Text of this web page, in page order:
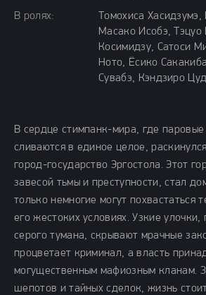
В ролях:
Томохиса
Масако Исобэ,
Косимидзу, Сатоси
Ното, Ёсико
Сувабэ, Кэндзиро
В сердце стимпанк-мира, где
сливаются в единое целое,
город-государство Эргостола. Этот
завесой тьмы и преступности, стал
только немногие могут похвастаться
его жестоких условиях. Узкие
серого тумана, скрывают мрачные
процветает криминал, а власть
могущественным мафиозным кланам.
шепотов и тайных сделок, жизнь